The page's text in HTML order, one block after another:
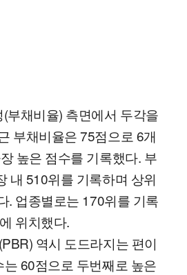
부채비율) 측면에서 두각을
부채비율은 75점으로 6개
높은 점수를 기록했다. 부
내 510위를 기록하며 상위
. 업종별로는 170위를 기록
위치했다.
역시 도드라지는 편이
60점으로 두번째로 높은